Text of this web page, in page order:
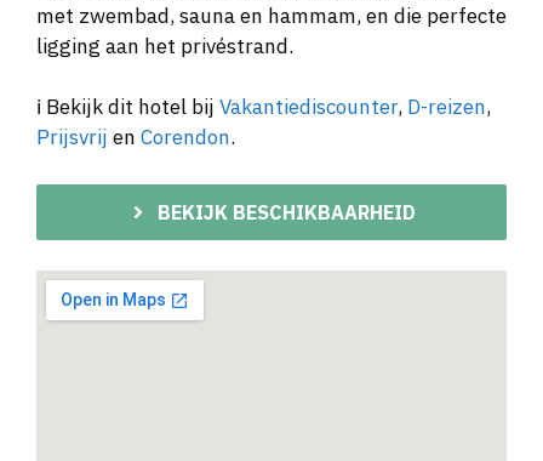
met zwembad, sauna en hammam, en die perfecte
ligging aan het privéstrand.
ℹ️ Bekijk dit hotel bij Vakantiediscounter, D-reizen,
Prijsvrij en Corendon.
BEKIJK BESCHIKBAARHEID